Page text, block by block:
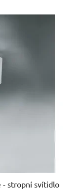
- stropní svítidlo